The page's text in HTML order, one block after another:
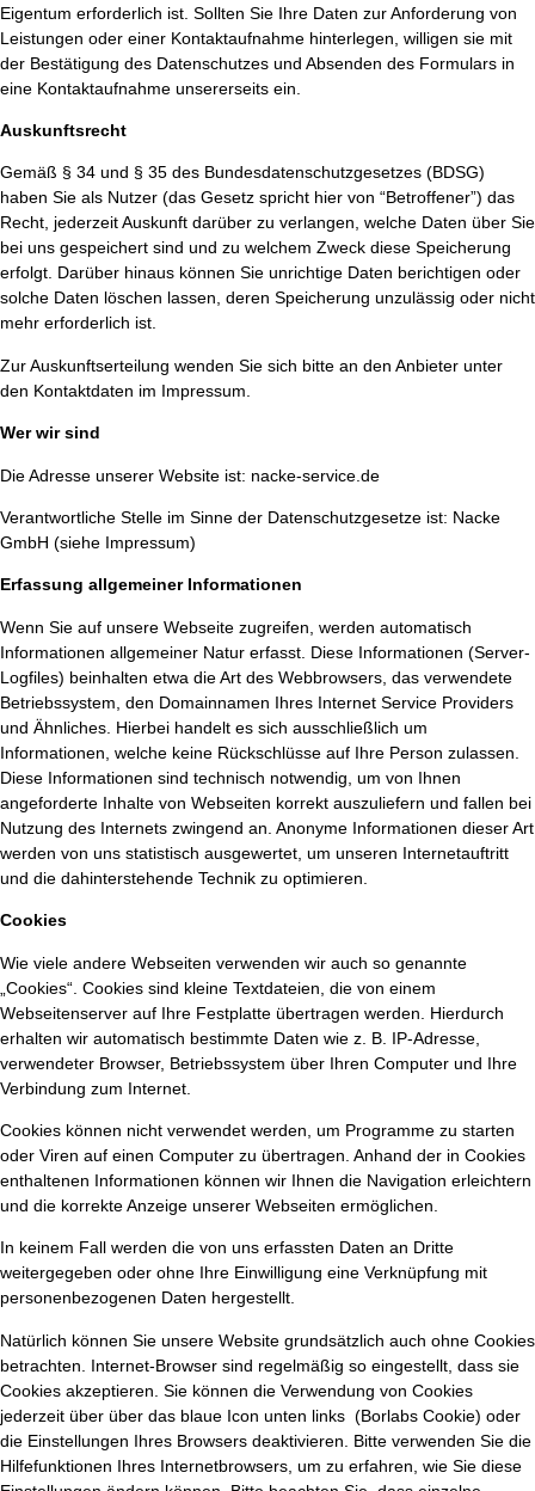
Eigentum erforderlich ist. Sollten Sie Ihre Daten zur Anforderung von
Leistungen oder einer Kontaktaufnahme hinterlegen, willigen sie mit
der Bestätigung des Datenschutzes und Absenden des Formulars in
eine Kontaktaufnahme unsererseits ein.
Auskunftsrecht
Gemäß § 34 und § 35 des Bundesdatenschutzgesetzes (BDSG)
haben Sie als Nutzer (das Gesetz spricht hier von “Betroffener”) das
Recht, jederzeit Auskunft darüber zu verlangen, welche Daten über Sie
bei uns gespeichert sind und zu welchem Zweck diese Speicherung
erfolgt. Darüber hinaus können Sie unrichtige Daten berichtigen oder
solche Daten löschen lassen, deren Speicherung unzulässig oder nicht
mehr erforderlich ist.
Zur Auskunftserteilung wenden Sie sich bitte an den Anbieter unter
den Kontaktdaten im Impressum.
Wer wir sind
Die Adresse unserer Website ist: nacke-service.de
Verantwortliche Stelle im Sinne der Datenschutzgesetze ist: Nacke
GmbH (siehe Impressum)
Erfassung allgemeiner Informationen
Wenn Sie auf unsere Webseite zugreifen, werden automatisch
Informationen allgemeiner Natur erfasst. Diese Informationen (Server-
Logfiles) beinhalten etwa die Art des Webbrowsers, das verwendete
Betriebssystem, den Domainnamen Ihres Internet Service Providers
und Ähnliches. Hierbei handelt es sich ausschließlich um
Informationen, welche keine Rückschlüsse auf Ihre Person zulassen.
Diese Informationen sind technisch notwendig, um von Ihnen
angeforderte Inhalte von Webseiten korrekt auszuliefern und fallen bei
Nutzung des Internets zwingend an. Anonyme Informationen dieser Art
werden von uns statistisch ausgewertet, um unseren Internetauftritt
und die dahinterstehende Technik zu optimieren.
Cookies
Wie viele andere Webseiten verwenden wir auch so genannte
„Cookies“. Cookies sind kleine Textdateien, die von einem
Webseitenserver auf Ihre Festplatte übertragen werden. Hierdurch
erhalten wir automatisch bestimmte Daten wie z. B. IP-Adresse,
verwendeter Browser, Betriebssystem über Ihren Computer und Ihre
Verbindung zum Internet.
Cookies können nicht verwendet werden, um Programme zu starten
oder Viren auf einen Computer zu übertragen. Anhand der in Cookies
enthaltenen Informationen können wir Ihnen die Navigation erleichtern
und die korrekte Anzeige unserer Webseiten ermöglichen.
In keinem Fall werden die von uns erfassten Daten an Dritte
weitergegeben oder ohne Ihre Einwilligung eine Verknüpfung mit
personenbezogenen Daten hergestellt.
Natürlich können Sie unsere Website grundsätzlich auch ohne Cookies
betrachten. Internet-Browser sind regelmäßig so eingestellt, dass sie
Cookies akzeptieren. Sie können die Verwendung von Cookies
jederzeit über über das blaue Icon unten links (Borlabs Cookie) oder
die Einstellungen Ihres Browsers deaktivieren. Bitte verwenden Sie die
Hilfefunktionen Ihres Internetbrowsers, um zu erfahren, wie Sie diese